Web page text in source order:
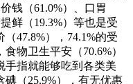
钱（61.0%）、口胃
鲜（19.3%）等也是受
47.8%），74.1%的受
物卫生平安（70.6%）
指就能够吃到各类美
（25.9%），有无优惠